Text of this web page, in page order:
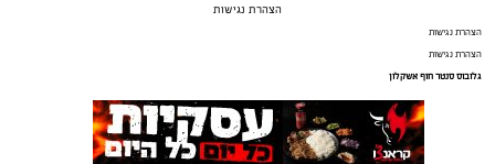
הצהרת נגישות
הצהרת נגישות
הצהרת נגישות
גלובוס סנטר חוף אשקלון